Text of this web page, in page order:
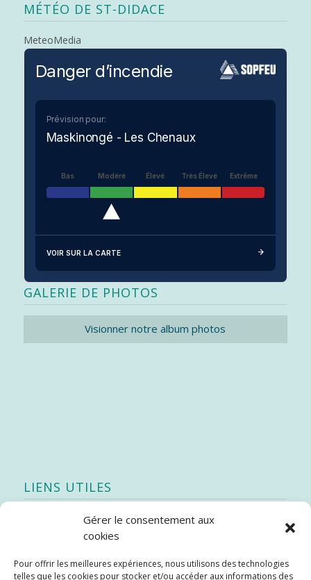
Gérer le consentement aux
cookies
Pour offrir les meilleures expériences, nous utilisons des technologies
telles que les cookies pour stocker et/ou accéder aux informations des
MÉTÉO DE ST-DIDACE
MeteoMedia
Danger d’incendie
Prévision pour:
Maskinongé - Les Chenaux
Bas Modéré Élevé Très Élevé Extrême
VOIR SUR LA CARTE
GALERIE DE PHOTOS
Visionner notre album photos
LIENS UTILES
Quoi de neuf
Stratégie québécoise d’économie d’eau potable